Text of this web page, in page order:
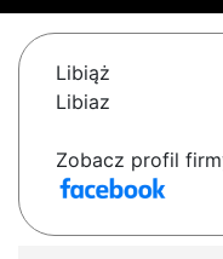
Libiąż
Libiaz
Zobacz profil